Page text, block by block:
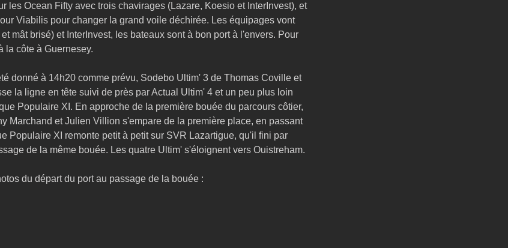
les Ocean Fifty avec trois chavirages (Lazare, Koesio et InterInvest), et
Viabilis pour changer la grand voile déchirée. Les équipages vont
et mât brisé) et InterInvest, les bateaux sont à bon port à l'envers. Pour
la côte à Guernesey.
donné à 14h20 comme prévu, Sodebo Ultim' 3 de Thomas Coville et
la ligne en tête suivi de près par Actual Ultim' 4 et un peu plus loin
Populaire XI. En approche de la première bouée du parcours côtier,
Marchand et Julien Villion s'empare de la première place, en passant
Populaire XI remonte petit à petit sur SVR Lazartigue, qu'il fini par
de la même bouée. Les quatre Ultim' s'éloignent vers Ouistreham.
du départ du port au passage de la bouée :